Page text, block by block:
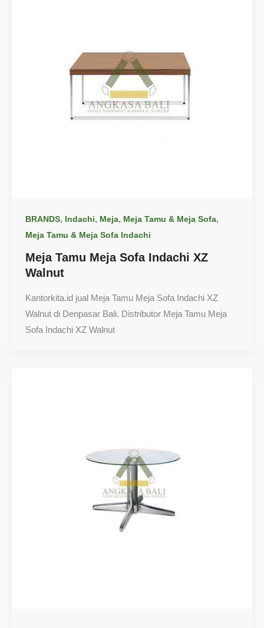
BRANDS, Indachi, Meja, Meja Tamu & Meja Sofa,
Meja Tamu & Meja Sofa Indachi
Meja Tamu Meja Sofa Indachi XZ
Walnut
Kantorkita.id jual Meja Tamu Meja Sofa Indachi XZ
Walnut di Denpasar Bali. Distributor Meja Tamu Meja
Sofa Indachi XZ Walnut